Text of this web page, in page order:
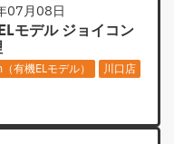
07月08日
モデル ジョイコン
有機ELモデル） 川口店